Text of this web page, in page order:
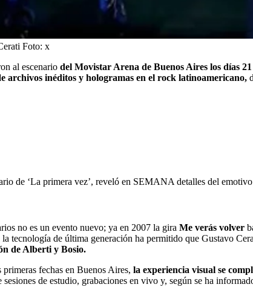
Foto: x
al escenario del Movistar Arena de Buenos Aires los días
archivos inéditos y hologramas en el rock latinoamericano,
de ‘La primera vez’, reveló en SEMANA detalles del
no es un evento nuevo; ya en 2007 la gira Me verás volver
la tecnología de última generación ha permitido que Gustavo
de Alberti y Bosio.
fechas en Buenos Aires, la experiencia visual se
de estudio, grabaciones en vivo y, según se ha